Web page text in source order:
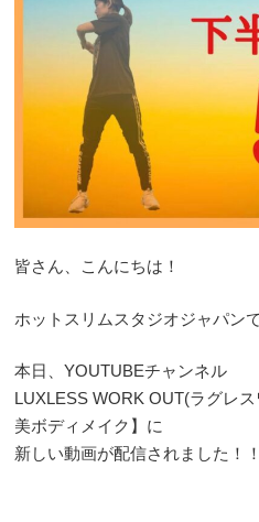
皆さん、こんにちは！
ホットスリムスタジオジャパン
本日、YOUTUBEチャンネル
LUXLESS WORK OUT(ラグレ
美ボディメイク】に
新しい動画が配信されました！！